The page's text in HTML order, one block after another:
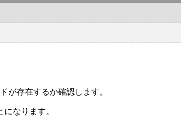
が存在するか確認します。
なります。